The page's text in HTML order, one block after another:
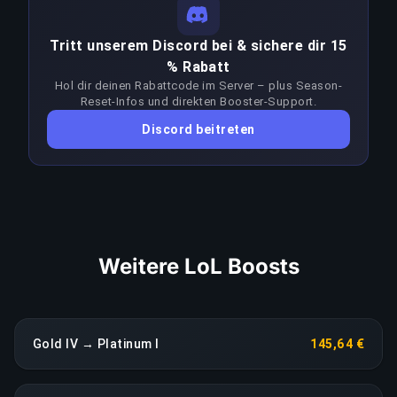
Division erfordern. Unsere Preisgestaltung
spiegelt diese Schwierigkeitskurve über alle 16
Divisionen wider.
LINK KOPIEREN
Leveln. Konstant im Bereich Gold IV–Master zu
gewinnen, erfordert deutlich mehr Können als der
Zielrang selbst. Booster passen ihren Ansatz bei
jedem Patch an, um dem Meta voraus zu bleiben;
ein anhaltender Leistungseinbruch löst eine
sofortige Neuzuweisung ohne Aufpreis aus.
Tritt unserem Discord bei & sichere dir 15
% Rabatt
Hol dir deinen Rabattcode im Server – plus Season-
Reset-Infos und direkten Booster-Support.
Discord beitreten
Weitere LoL Boosts
Gold IV → Platinum I 145,64 €